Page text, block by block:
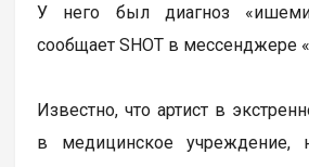
У него был диагноз
сообщает SHOT в мессенджере
Известно, что артист в
в медицинское учреждение,